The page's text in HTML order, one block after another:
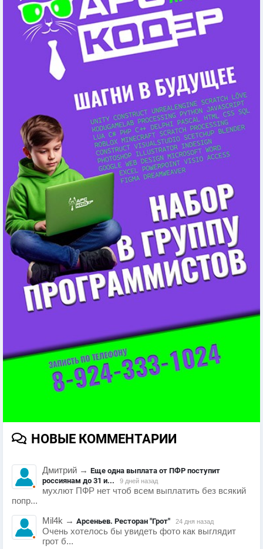
НОВЫЕ КОММЕНТАРИИ
Дмитрий → Еще одна выплата от ПФР поступит
россиянам до 31 и...
9 дней назад
мухлют ПФР нет чтоб всем выплатить без всякий
попр...
Mil4k → Арсеньев. Ресторан "Грот" 24 дня назад
Очень хотелось бы увидеть фото как выглядит
грот б...